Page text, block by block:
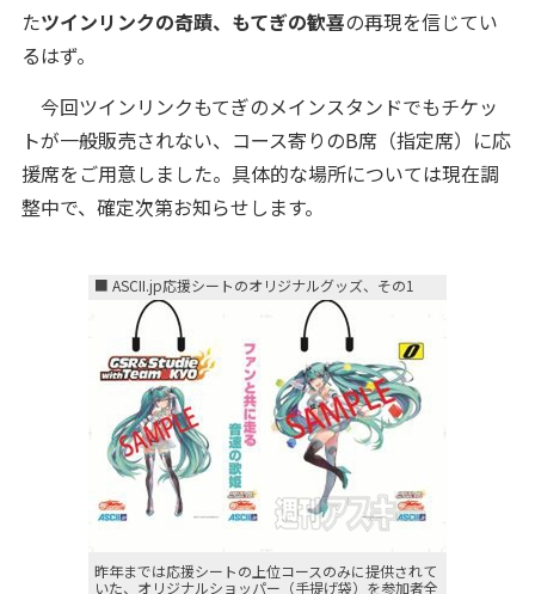
たツインリンクの奇蹟、もてぎの歓喜の再現を信じてい
るはず。
今回ツインリンクもてぎのメインスタンドでもチケッ
トが一般販売されない、コース寄りのB席（指定席）に応
援席をご用意しました。具体的な場所については現在調
整中で、確定次第お知らせします。
■ ASCII.jp応援シートのオリジナルグッズ、その1
昨年までは応援シートの上位コースのみに提供されて
いた、オリジナルショッパー（手提げ袋）を参加者全